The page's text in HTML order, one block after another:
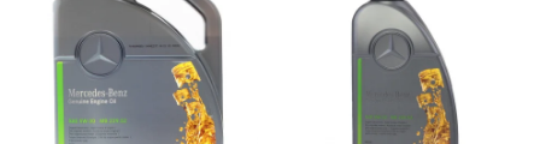
20W-60
Ulei transmisie
Pipe si fise bujii
Electrica
Incarcatoar acumulator baterie